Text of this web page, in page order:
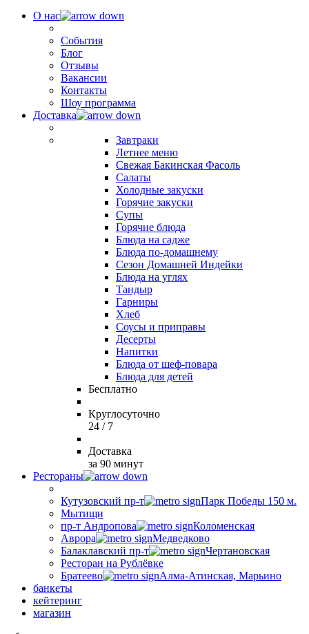
О нас
События
Блог
Отзывы
Вакансии
Контакты
Шоу программа
Доставка
Завтраки
Летнее меню
Свежая Бакинская Фасоль
Салаты
Холодные закуски
Горячие закуски
Супы
Горячие блюда
Блюда на садже
Блюда по-домашнему
Сезон Домашней Индейки
Блюда на углях
Тандыр
Гарниры
Хлеб
Соусы и приправы
Десерты
Напитки
Блюда от шеф-повара
Блюда для детей
Бесплатно
Круглосуточно
24 / 7
Доставка
за 90 минут
Рестораны
Кутузовский пр-т
Парк Победы 150 м.
Мытищи
пр-т Андропова
Коломенская
Аврора
Медведково
Балаклавский пр-т
Чертановская
Ресторан на Рублёвке
Братеево
Алма-Атинская, Марьино
банкеты
кейтеринг
магазин